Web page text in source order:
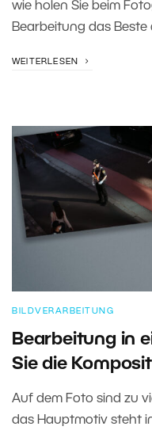
wie holen Sie beim
Bearbeitung das Beste
WEITERLESEN
BILDVERARBEITUNG
Bearbeitung in
Sie die
Auf dem Foto sind zu
das Hauptmotiv steht